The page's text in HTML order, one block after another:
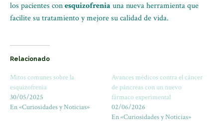
los pacientes conesquizofrenia una nueva herramienta que
facilite su tratamiento y mejore su calidad de vida.
Relacionado
Mitos comunes sobre la
esquizofrenia
30/05/2025
En «Curiosidades y Noticias»
Avances médicos contra el cáncer
de páncreas con un nuevo
fármaco experimental
02/06/2026
En «Curiosidades y Noticias»